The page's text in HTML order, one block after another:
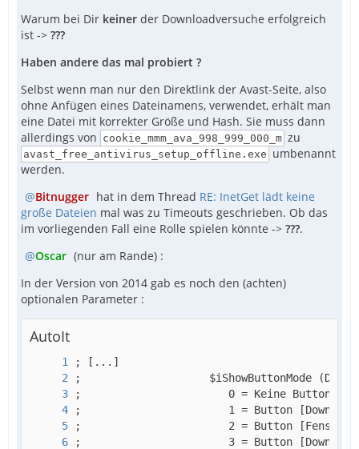
Warum bei Dir keiner der Downloadversuche erfolgreich
ist -> ???
Haben andere das mal probiert ?
Selbst wenn man nur den Direktlink der Avast-Seite, also
ohne Anfügen eines Dateinamens, verwendet, erhält man
eine Datei mit korrekter Größe und Hash. Sie muss dann
allerdings von cookie_mmm_ava_998_999_000_m zu
avast_free_antivirus_setup_offline.exe umbenannt
werden.
Bitnugger hat in dem Thread RE: InetGet lädt keine
große Dateien mal was zu Timeouts geschrieben. Ob das
im vorliegenden Fall eine Rolle spielen könnte -> ???.
Oscar (nur am Rande) :
In der Version von 2014 gab es noch den (achten)
optionalen Parameter :
AutoIt
;                       3 = Button [Download